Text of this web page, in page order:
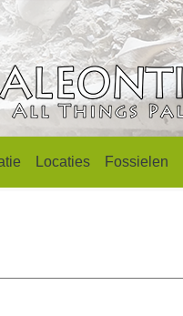
Locaties Fossielen